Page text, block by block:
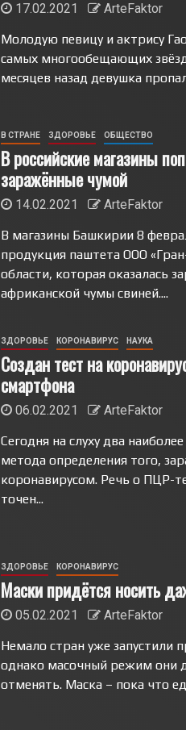
17.02.2021
ArteFaktor
Молодую певицу и актрису
самых многообещающих
месяцев назад девушка
В СТРАНЕ ЗДОРОВЬЕ ОБЩЕСТВО
В российские магазины
заражённые чумой
14.02.2021
ArteFaktor
В магазины Башкирии 8
продукция паштета ООО
области, которая оказалась
африканской чумы свиней....
ЗДОРОВЬЕ КОРОНАВИРУС НАУКА
Создан тест на
смартфона
06.02.2021
ArteFaktor
Сегодня на слуху два
метода определения того,
коронавирусом. Речь о ПЦР-
точен...
ЗДОРОВЬЕ КОРОНАВИРУС
Маски придётся носить
05.02.2021
ArteFaktor
Немало стран уже запустили
однако масочный режим они
отменять. Маска – пока что